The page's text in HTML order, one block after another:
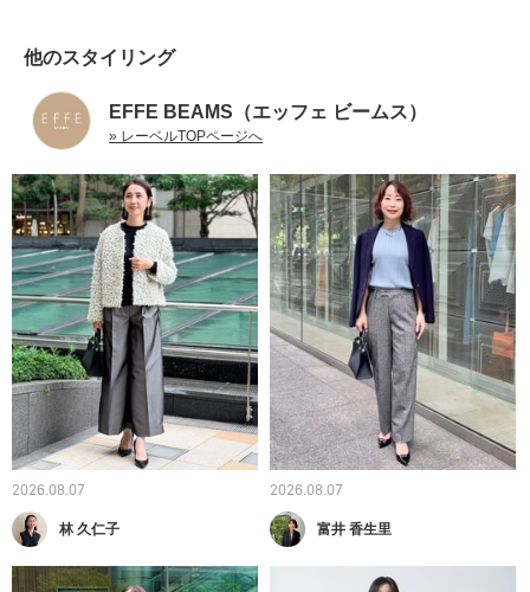
他のスタイリング
EFFE BEAMS（エッフェ ビームス）
» レーベルTOPページへ
2026.08.07
林 久仁子
2026.08.07
富井 香生里